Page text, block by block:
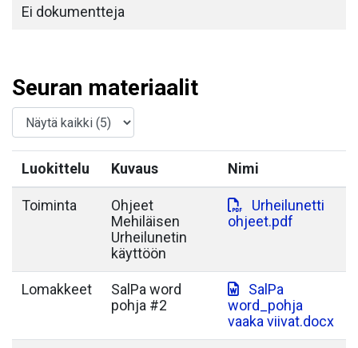
Ei dokumentteja
Seuran materiaalit
Luokittelu Kuvaus Nimi
Toiminta
Ohjeet
Mehiläisen
Urheilunetin
käyttöön
Urheilunetti
ohjeet.pdf
Lomakkeet
SalPa word
pohja #2
SalPa
word_pohja
vaaka viivat.docx